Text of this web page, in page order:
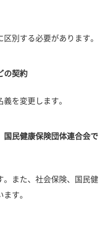
別する必要があります。
の契約
を変更します。
国民健康保険団体連合会で
。また、社会保険、国民健
す。